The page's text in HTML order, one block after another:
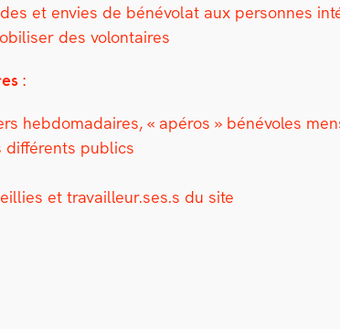
et envies de bénévolat aux per­son­nes
des volon­taires
:
heb­do­madaires, « apéros » bénév­oles
dif­férents publics
et travailleur.ses.s du site